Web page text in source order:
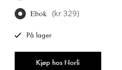
Ebok (kr 329)
Kjøp hos Norli
På lager